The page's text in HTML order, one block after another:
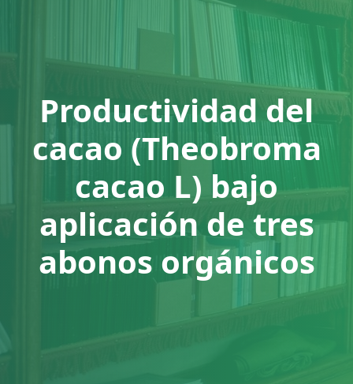
Productividad del
cacao (Theobroma
cacao L) bajo
aplicación de tres
abonos orgánicos